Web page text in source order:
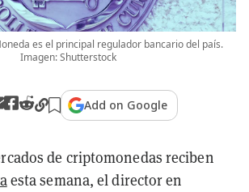
es el principal regulador bancario del país.
Imagen: Shutterstock
Add on Google
de criptomonedas reciben
esta semana, el director en